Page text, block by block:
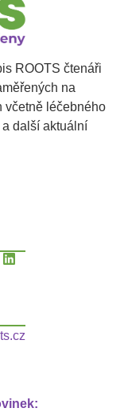
ROOTS čtenáři
na
včetně léčebného
další aktuální